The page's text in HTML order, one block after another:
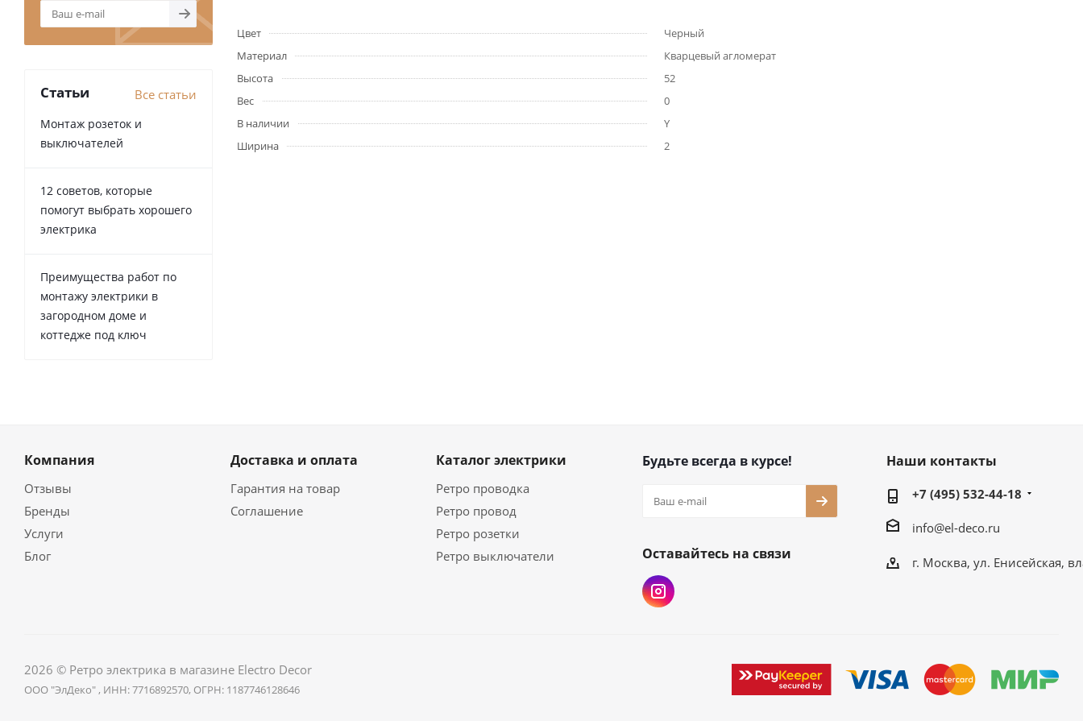
Цвет
Черный
Материал
Кварцевый агломерат
Высота
52
Вес
0
В наличии
Y
Ширина
2
Статьи Все статьи
Монтаж розеток и
выключателей
12 советов, которые
помогут выбрать хорошего
электрика
Преимущества работ по
монтажу электрики в
загородном доме и
коттедже под ключ
Компания
Отзывы
Бренды
Услуги
Блог
Доставка и оплата
Гарантия на товар
Соглашение
Каталог электрики
Ретро проводка
Ретро провод
Ретро розетки
Ретро выключатели
Будьте всегда в курсе!
Оставайтесь на связи
Наши контакты
+7 (495) 532-44-18
info@el-deco.ru
г. Москва, ул. Енисейская,
2026 © Ретро электрика в магазине Electro Decor
ООО "ЭлДеко" , ИНН: 7716892570, ОГРН: 1187746128646